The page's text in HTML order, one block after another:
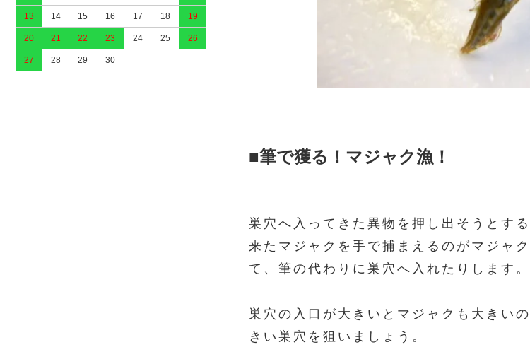
13 14 15 16 17 18 19
20 21 22 23 24 25 26
27 28 29 30
■筆で獲る！マジャク漁！
巣穴へ入ってきた異物を押し出そうとす
来たマジャクを手で捕まえるのがマジャ
て、筆の代わりに巣穴へ入れたりします。
巣穴の入口が大きいとマジャクも大きい
きい巣穴を狙いましょう。